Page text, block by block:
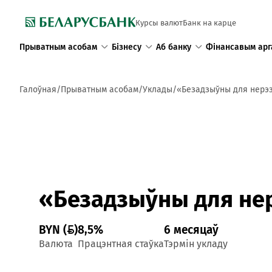
Курсы валютБанк на карце
Прыватным асобам Бізнесу Аб банку Фінансавым
Галоўная Прыватным асобам Уклады «Безадзыўны для
«Безадзыўны для
BYN ()
Валюта
8,5%
Працэнтная стаўка
6 месяцаў
Тэрмін укладу